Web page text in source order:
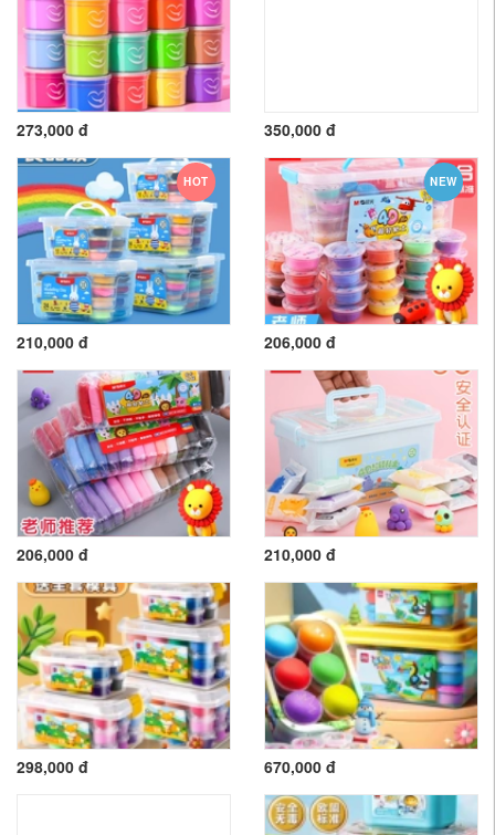
273,000 đ 350,000 đ
HOT
210,000 đ
NEW
206,000 đ
206,000 đ 210,000 đ
298,000 đ 670,000 đ